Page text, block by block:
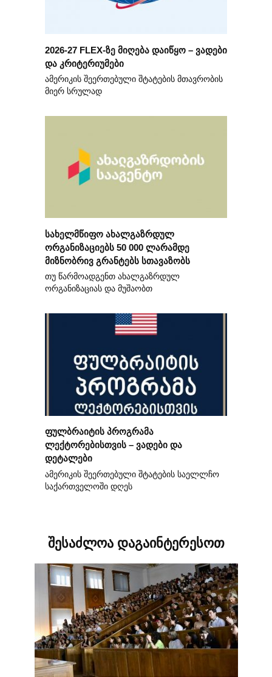
2026-27 FLEX-ზე მიღება დაიწყო – ვადები
და კრიტერიუმები
ამერიკის შეერთებული შტატების მთავრობის
მიერ სრულად
სახელმწიფო ახალგაზრდულ
ორგანიზაციებს 50 000 ლარამდე
მიზნობრივ გრანტებს სთავაზობს
თუ წარმოადგენთ ახალგაზრდულ
ორგანიზაციას და მუშაობთ
ფულბრაიტის პროგრამა
ლექტორებისთვის – ვადები და
დეტალები
ამერიკის შეერთებული შტატების საელლჩო
საქართველოში დღეს
შესაძლოა დაგაინტერესოთ